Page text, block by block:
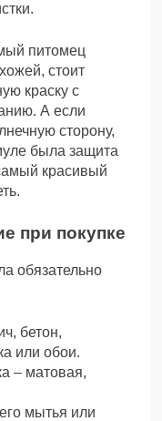
питомец
стоит
краску с
А если
сторону,
была защита
красивый
при покупке
обязательно
бетон,
или обои.
– матовая,
мытья или